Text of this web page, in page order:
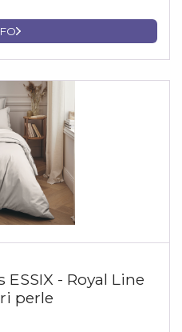
- Royal Line
perle